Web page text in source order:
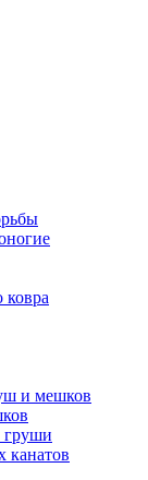
ковра
и мешков
груши
канатов